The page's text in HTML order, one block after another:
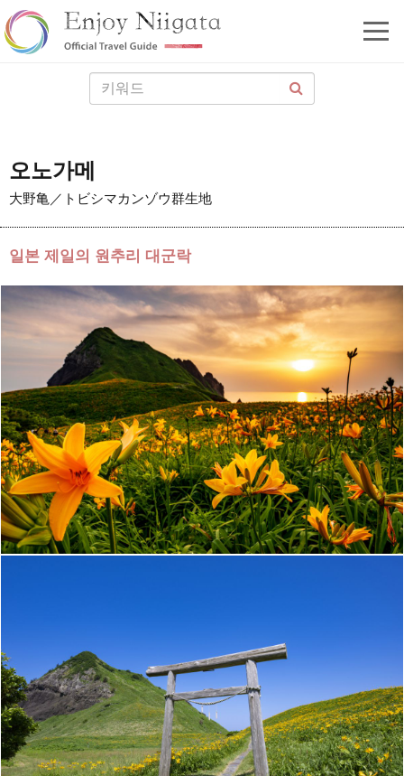
오노가메
大野亀／トビシマカンゾウ群生地
일본 제일의 원추리 대군락